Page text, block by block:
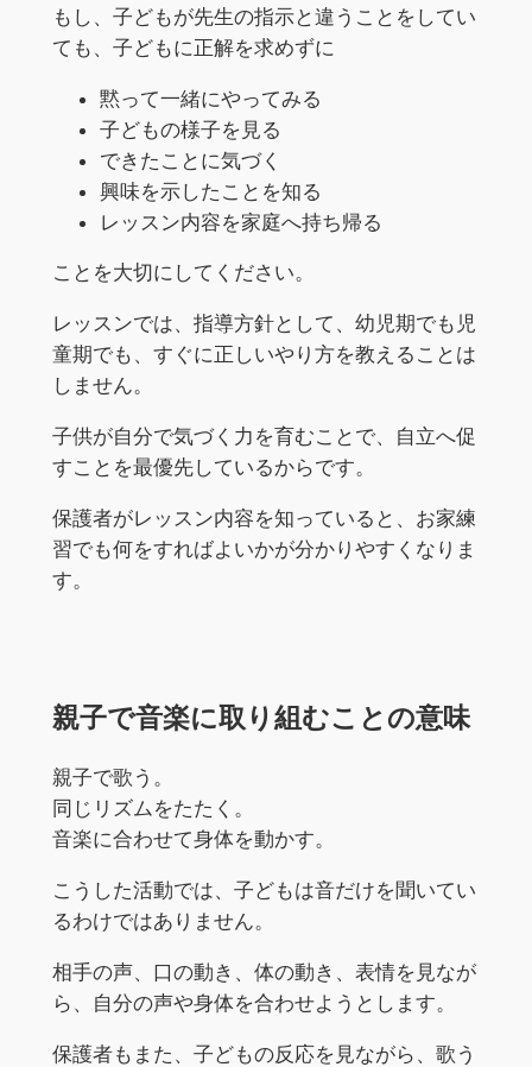
もし、子どもが先生の指示と違うことをしてい
ても、子どもに正解を求めずに
黙って一緒にやってみる
子どもの様子を見る
できたことに気づく
興味を示したことを知る
レッスン内容を家庭へ持ち帰る
ことを大切にしてください。
レッスンでは、指導方針として、幼児期でも児
童期でも、すぐに正しいやり方を教えることは
しません。
子供が自分で気づく力を育むことで、自立へ促
すことを最優先しているからです。
保護者がレッスン内容を知っていると、お家練
習でも何をすればよいかが分かりやすくなりま
す。
親子で音楽に取り組むことの意味
親子で歌う。
同じリズムをたたく。
音楽に合わせて身体を動かす。
こうした活動では、子どもは音だけを聞いてい
るわけではありません。
相手の声、口の動き、体の動き、表情を見なが
ら、自分の声や身体を合わせようとします。
保護者もまた、子どもの反応を見ながら、歌う